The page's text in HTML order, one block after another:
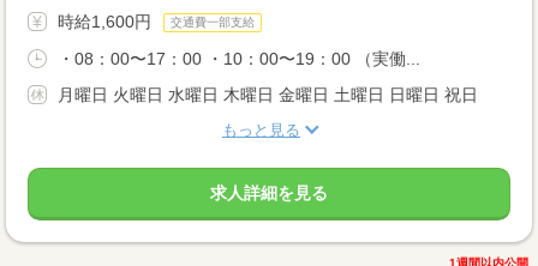
時給1,600円 交通費一部支給
・08：00〜17：00 ・10：00〜19：00 （実働...
月曜日 火曜日 水曜日 木曜日 金曜日 土曜日 日曜日 祝日
もっと見る
求人詳細を見る
1週間以内公開